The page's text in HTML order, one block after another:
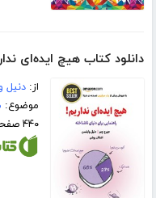
دانلود کتاب هیچ ایده‌ای
از:دنیل
موضوع:
۴۴۰ صفحه